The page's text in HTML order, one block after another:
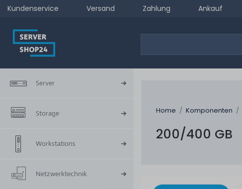
Kundenservice Versand Zahlung Ankauf
Server
Storage
Workstations
Netzwerktechnik
Home Komponenten
200/400 GB